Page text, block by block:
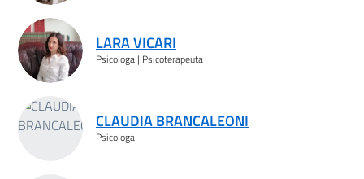
LARA VICARI
Psicologa | Psicoterapeuta
CLAUDIA BRANCALEONI
Psicologa